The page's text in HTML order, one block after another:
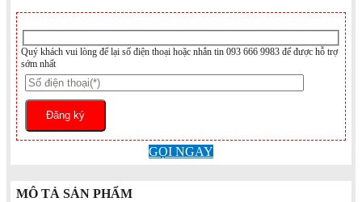
Quý khách vui lòng để lại số điện thoại hoặc nhắn tin 093 666 9983 để được hỗ trợ
sớm nhất
GỌI NGAY
MÔ TẢ SẢN PHẨM